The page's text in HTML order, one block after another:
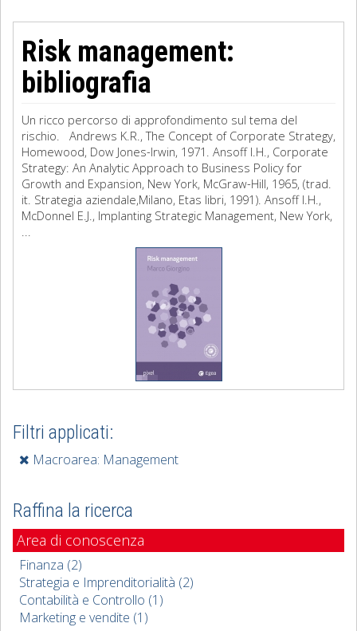
Risk management:
bibliografia
Un ricco percorso di approfondimento sul tema del
rischio. Andrews K.R., The Concept of Corporate Strategy,
Homewood, Dow Jones-Irwin, 1971. Ansoff I.H., Corporate
Strategy: An Analytic Approach to Business Policy for
Growth and Expansion, New York, McGraw-Hill, 1965, (trad.
it. Strategia aziendale,Milano, Etas libri, 1991). Ansoff I.H.,
McDonnel E.J., Implanting Strategic Management, New York,
...
Filtri applicati:
Macroarea: Management
Raffina la ricerca
Area di conoscenza
Finanza (2)
Strategia e Imprenditorialità (2)
Contabilità e Controllo (1)
Marketing e vendite (1)